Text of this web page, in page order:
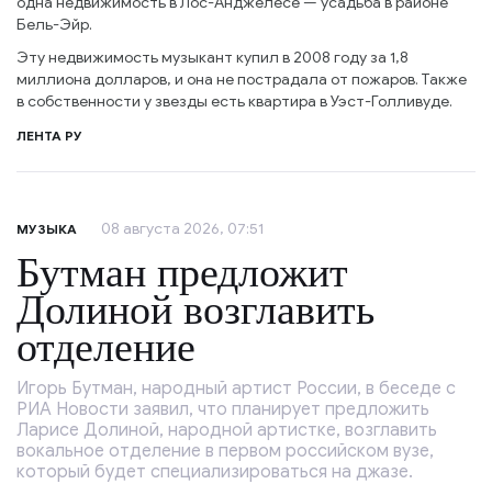
Бель-Эйр.
Эту недвижимость музыкант купил в 2008 году за 1,8
миллиона долларов, и она не пострадала от пожаров. Также
в собственности у звезды есть квартира в Уэст-Голливуде.
ЛЕНТА РУ
МУЗЫКА 08 августа 2026, 07:51
Бутман предложит
Долиной возглавить
отделение
Игорь Бутман, народный артист России, в беседе с
РИА Новости заявил, что планирует предложить
Ларисе Долиной, народной артистке, возглавить
вокальное отделение в первом российском вузе,
который будет специализироваться на джазе.